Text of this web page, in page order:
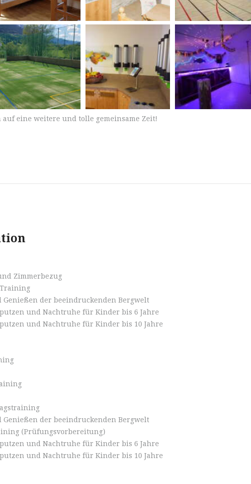
eine weitere und tolle gemeinsame Zeit!
Zimmerbezug
Training
Genießen der beeindruckenden Bergwelt
und Nachtruhe für Kinder bis 6 Jahre
und Nachtruhe für Kinder bis 10 Jahre
Genießen der beeindruckenden Bergwelt
(Prüfungsvorbereitung)
und Nachtruhe für Kinder bis 6 Jahre
und Nachtruhe für Kinder bis 10 Jahre